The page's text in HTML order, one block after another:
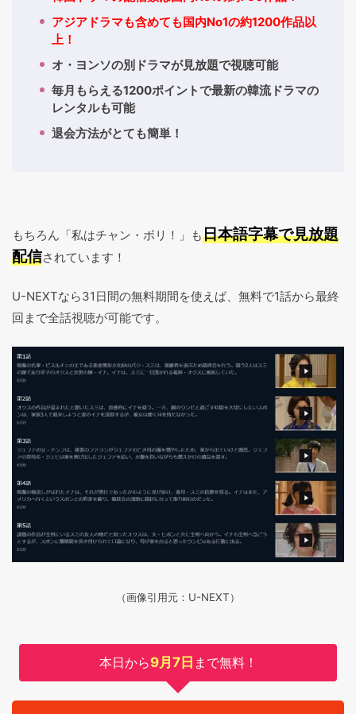
アジアドラマも含めても国内No1の約1200作品以
上！
オ・ヨンソの別ドラマが見放題で視聴可能
毎月もらえる1200ポイントで最新の韓流ドラマの
レンタルも可能
退会方法がとても簡単！
もちろん「私はチャン・ボリ！」も日本語字幕で見放題
配信されています！
U-NEXTなら31日間の無料期間を使えば、無料で1話から最終
回まで全話視聴が可能です。
（画像引用元：U-NEXT）
本日から9月7日 まで無料！